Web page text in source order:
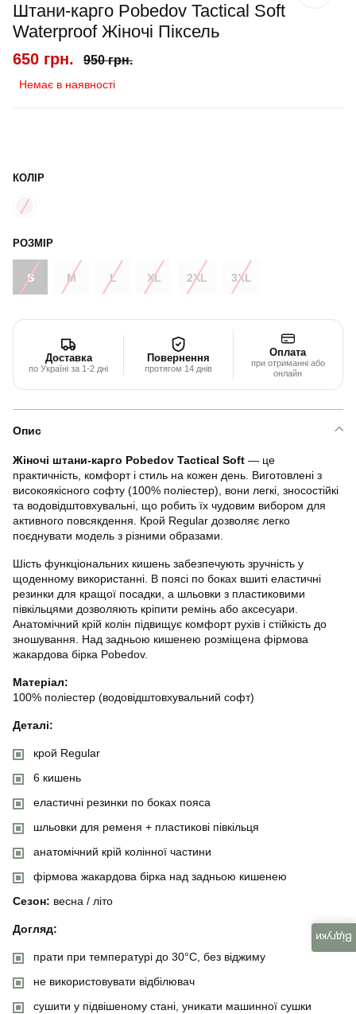
Штани-карго Pobedov Tactical Soft
Waterproof Жіночі Піксель
650 грн. 950 грн.
Немає в наявності
КОЛІР
РОЗМІР
S M L XL 2XL 3XL
Доставка
по Україні за 1-2 дні
Повернення
протягом 14 днів
Оплата
при отриманні або
онлайн
Опис
Жіночі штани-карго Pobedov Tactical Soft — це
практичність, комфорт і стиль на кожен день. Виготовлені з
високоякісного софту (100% поліестер), вони легкі, зносостійкі
та водовідштовхувальні, що робить їх чудовим вибором для
активного повсякдення. Крой Regular дозволяє легко
поєднувати модель з різними образами.
Шість функціональних кишень забезпечують зручність у
щоденному використанні. В поясі по боках вшиті еластичні
резинки для кращої посадки, а шльовки з пластиковими
півкільцями дозволяють кріпити ремінь або аксесуари.
Анатомічний крій колін підвищує комфорт рухів і стійкість до
зношування. Над задньою кишенею розміщена фірмова
жакардова бірка Pobedov.
Матеріал:
100% поліестер (водовідштовхувальний софт)
Деталі:
крой Regular
6 кишень
еластичні резинки по боках пояса
шльовки для ременя + пластикові півкільця
анатомічний крій колінної частини
фірмова жакардова бірка над задньою кишенею
Сезон: весна / літо
Догляд:
прати при температурі до 30°C, без віджиму
не використовувати відбілювач
сушити у підвішеному стані, уникати машинної сушки
Відгуки